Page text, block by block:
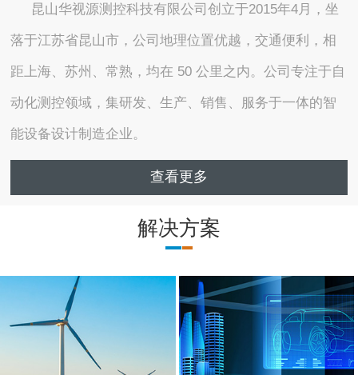
昆山华视源测控科技有限公司创立于2015年4月，坐
落于江苏省昆山市，公司地理位置优越，交通便利，相
距上海、苏州、常熟，均在 50 公里之内。公司专注于自
动化测控领域，集研发、生产、销售、服务于一体的智
能设备设计制造企业。
查看更多
解决方案